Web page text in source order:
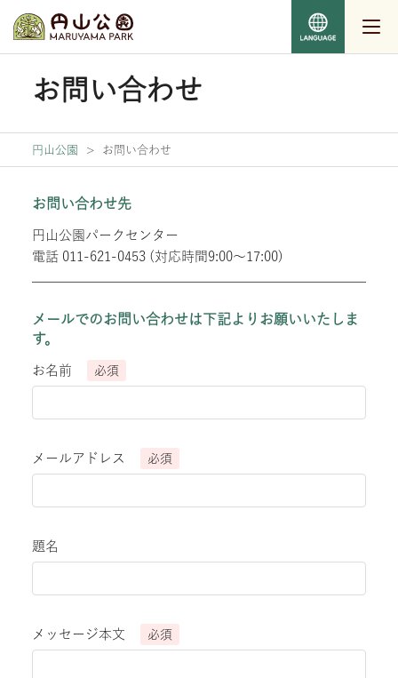
お問い合わせ
円山公園 > お問い合わせ
お問い合わせ先
円山公園パークセンター
電話 011-621-0453 (対応時間9:00～17:00)
メールでのお問い合わせは下記よりお願いいたしま
す。
お名前 必須
メールアドレス 必須
題名
メッセージ本文 必須